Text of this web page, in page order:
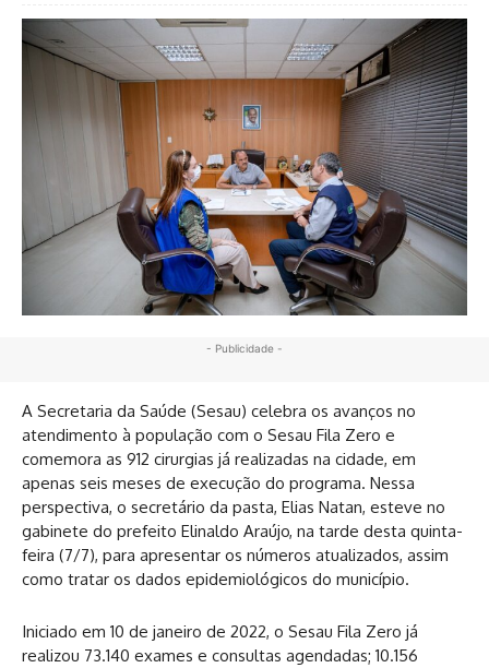
- Publicidade -
A Secretaria da Saúde (Sesau) celebra os avanços no
atendimento à população com o Sesau Fila Zero e
comemora as 912 cirurgias já realizadas na cidade, em
apenas seis meses de execução do programa. Nessa
perspectiva, o secretário da pasta, Elias Natan, esteve no
gabinete do prefeito Elinaldo Araújo, na tarde desta quinta-
feira (7/7), para apresentar os números atualizados, assim
como tratar os dados epidemiológicos do município.
Iniciado em 10 de janeiro de 2022, o Sesau Fila Zero já
realizou 73.140 exames e consultas agendadas; 10.156